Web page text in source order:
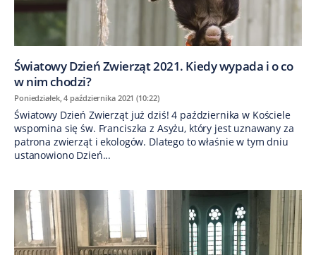
Światowy Dzień Zwierząt 2021. Kiedy wypada i o co
w nim chodzi?
Poniedziałek, 4 października 2021 (10:22)
Światowy Dzień Zwierząt już dziś! 4 października w Kościele
wspomina się św. Franciszka z Asyżu, który jest uznawany za
patrona zwierząt i ekologów. Dlatego to właśnie w tym dniu
ustanowiono Dzień...